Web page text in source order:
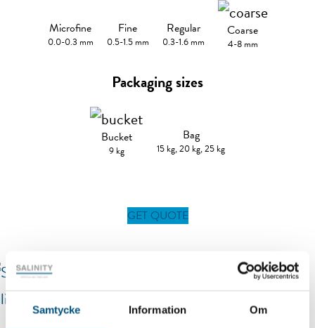
Samtycke Information Om
Microfine
0.0-0.3 mm
Fine
0.5-1.5 mm
Regular
0.3-1.6 mm
Coarse
4-8 mm
Packaging sizes
Bucket
9 kg
Bag
15 kg, 20 kg, 25 kg
GET QUOTE
to enlarge